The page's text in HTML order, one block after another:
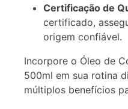
Certificação de
certificado,
origem confiável.
Incorpore o Óleo de
500ml em sua rotina
múltiplos benefícios